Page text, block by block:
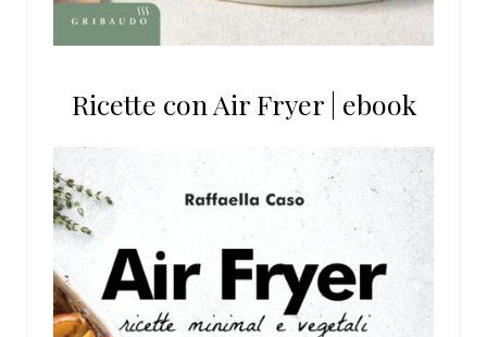
Ricette con Air Fryer | ebook